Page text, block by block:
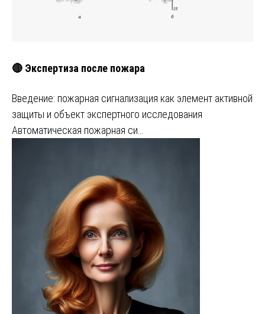
🔴 Экспертиза после пожара
Введение: пожарная сигнализация как элемент активной
защиты и объект экспертного исследования
Автоматическая пожарная си…